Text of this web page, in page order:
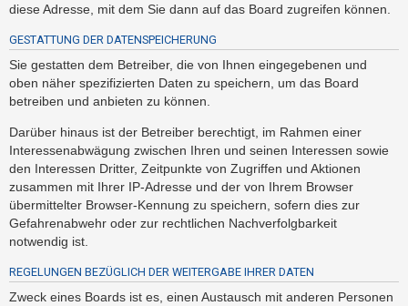
A
k
t
i
v
e
T
h
e
m
e
n
diese Adresse, mit dem Sie dann auf das Board zugreifen können.
GESTATTUNG DER DATENSPEICHERUNG
Sie gestatten dem Betreiber, die von Ihnen eingegebenen und
oben näher spezifizierten Daten zu speichern, um das Board
betreiben und anbieten zu können.
Darüber hinaus ist der Betreiber berechtigt, im Rahmen einer
Interessenabwägung zwischen Ihren und seinen Interessen sowie
den Interessen Dritter, Zeitpunkte von Zugriffen und Aktionen
zusammen mit Ihrer IP-Adresse und der von Ihrem Browser
übermittelter Browser-Kennung zu speichern, sofern dies zur
Gefahrenabwehr oder zur rechtlichen Nachverfolgbarkeit
notwendig ist.
REGELUNGEN BEZÜGLICH DER WEITERGABE IHRER DATEN
Zweck eines Boards ist es, einen Austausch mit anderen Personen